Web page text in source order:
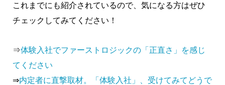
これまでにも紹介されているので、気になる方はぜひ
チェックしてみてください！
⇒体験入社でファーストロジックの「正直さ」を感じ
てください
⇒内定者に直撃取材。「体験入社」、受けてみてどうで